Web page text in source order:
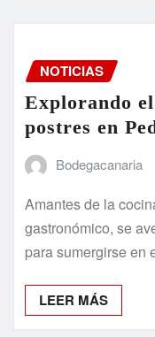
NOTICIAS
Explorando
postres en
Bodegacanaria
Amantes de la
gastronómico, se
para sumergirse en
LEER MÁS